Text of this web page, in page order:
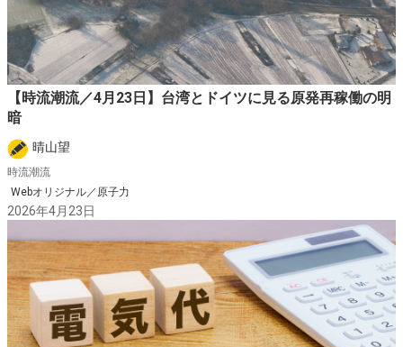
【時流潮流／4月23日】台湾とドイツに見る原発再稼働の明
暗
晴山望
時流潮流
Webオリジナル／原子力
2026年4月23日